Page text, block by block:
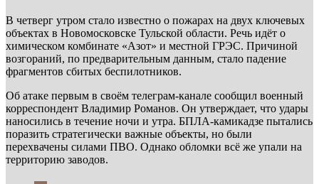
В четверг утром стало известно о пожарах на двух ключевых
объектах в Новомосковске Тульской области. Речь идёт о
химическом комбинате «Азот» и местной ГРЭС. Причиной
возгораний, по предварительным данным, стало падение
фрагментов сбитых беспилотников.
Об атаке первым в своём телеграм-канале сообщил военный
корреспондент Владимир Романов. Он утверждает, что удары
наносились в течение ночи и утра. БПЛА-камикадзе пытались
поразить стратегически важные объекты, но были
перехвачены силами ПВО. Однако обломки всё же упали на
территорию заводов.